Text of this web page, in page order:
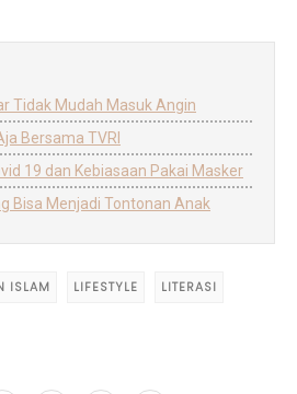
Tidak Mudah Masuk Angin
Bersama TVRI
19 dan Kebiasaan Pakai Masker
Bisa Menjadi Tontonan Anak
ISLAM LIFESTYLE LITERASI